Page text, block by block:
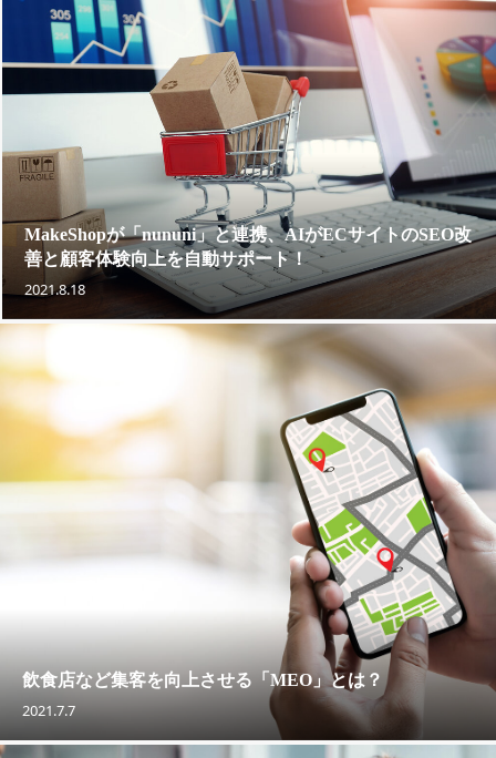
MakeShopが「nununi」と連携、AIがECサイトのSEO改
善と顧客体験向上を自動サポート！
2021.8.18
飲食店など集客を向上させる「MEO」とは？
2021.7.7